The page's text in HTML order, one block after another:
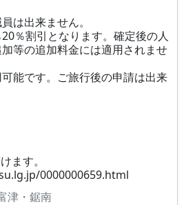
は出来ません。
％割引となります。確定後の人
等の追加料金には適用されませ
能です。ご旅行後の申請は出来
ます。
0000000659.html
津・鋸南